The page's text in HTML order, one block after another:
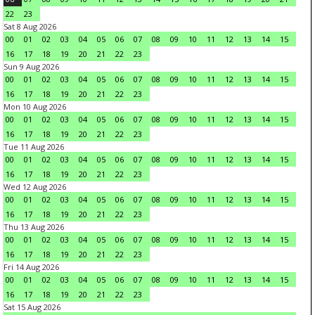
22
23
Sat 8 Aug 2026
00
01 02 03 04 05 06 07 08 09 10 11 12 13 14
15
16
17 18 19 20 21 22
23
Sun 9 Aug 2026
00
01 02 03 04 05 06 07 08 09 10 11 12 13 14
15
16
17 18 19 20 21 22
23
Mon 10 Aug 2026
00
01 02 03 04 05 06 07 08 09 10 11 12 13 14
15
16
17 18 19 20 21 22
23
Tue 11 Aug 2026
00
01 02 03 04 05 06 07 08 09 10 11 12 13 14
15
16
17 18 19 20 21 22
23
Wed 12 Aug 2026
00
01 02 03 04 05 06 07 08 09 10 11 12 13 14
15
16
17 18 19 20 21 22
23
Thu 13 Aug 2026
00
01 02 03 04 05 06 07 08 09 10 11 12 13 14
15
16
17 18 19 20 21 22
23
Fri 14 Aug 2026
00
01 02 03 04 05 06 07 08 09 10 11 12 13 14
15
16
17 18 19 20 21 22
23
Sat 15 Aug 2026